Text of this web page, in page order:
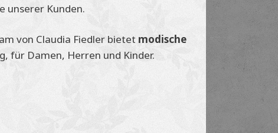
unserer Kunden.
von Claudia Fiedler bietet modische
für Damen, Herren und Kinder.